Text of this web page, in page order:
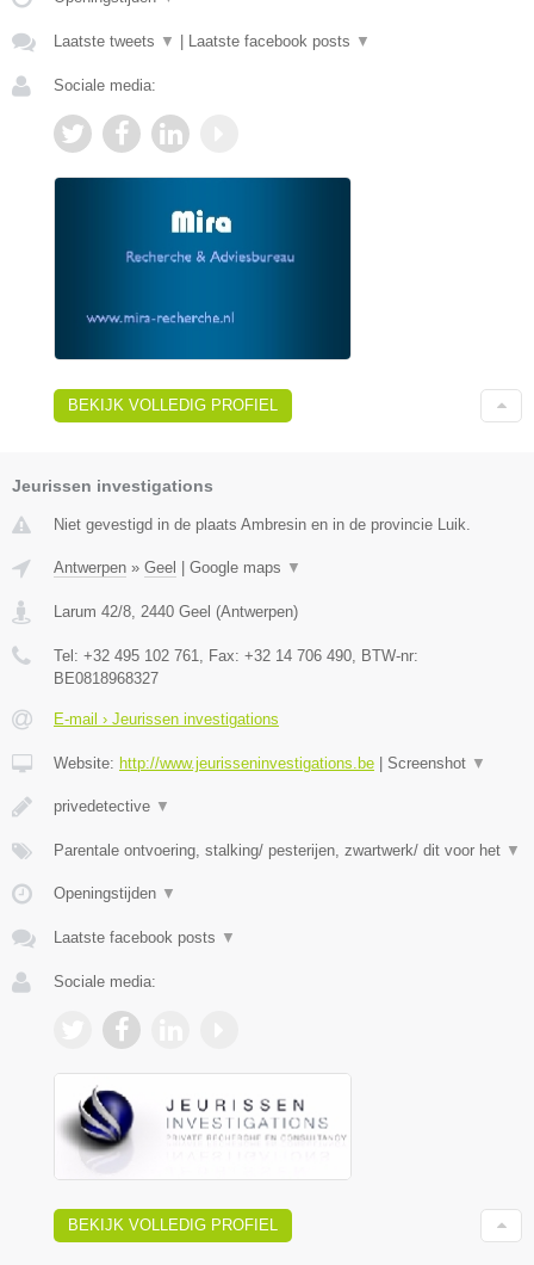
Laatste tweets ▼ Laatste facebook posts ▼
Sociale media:
BEKIJK VOLLEDIG PROFIEL
Jeurissen investigations
Niet gevestigd in de plaats Ambresin en in de provincie Luik.
Antwerpen » Geel | Google maps ▼
Larum 42/8 2440 Geel (Antwerpen)
Tel: +32 495 102 761 , Fax: +32 14 706 490 , BTW-nr:
BE0818968327
E-mail › Jeurissen investigations
Website: http://www.jeurisseninvestigations.be | Screenshot ▼
privedetective ▼
Parentale ontvoering, stalking/ pesterijen, zwartwerk/ dit voor het ▼
Openingstijden ▼
Laatste facebook posts ▼
Sociale media:
BEKIJK VOLLEDIG PROFIEL